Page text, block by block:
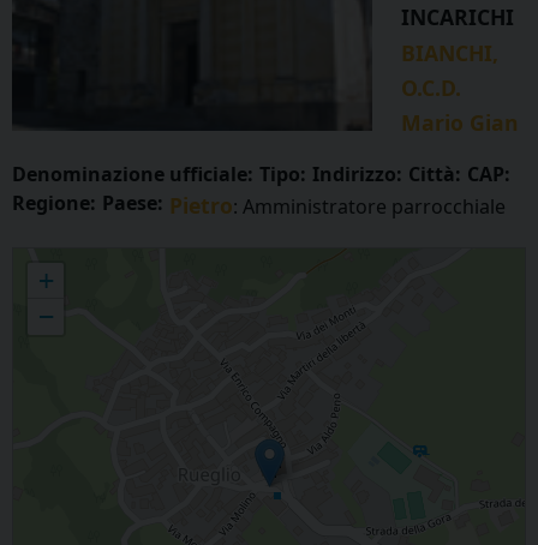
Denominazione ufficiale: Tipo: Indirizzo: Città: CAP:
Regione: Paese:
INCARICHI
BIANCHI,
O.C.D.
Mario Gian
Pietro: Amministratore parrocchiale
+
−